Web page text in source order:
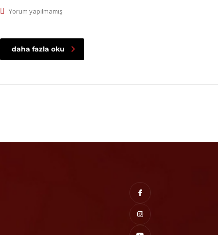
Yorum yapılmamış
daha fazla oku